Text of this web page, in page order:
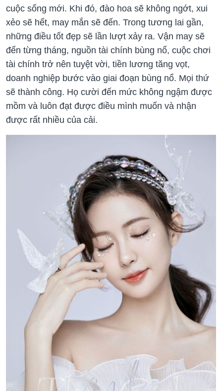
cuộc sống mới. Khi đó, đào hoa sẽ không ngớt, xui
xẻo sẽ hết, may mắn sẽ đến. Trong tương lai gần,
những điều tốt đẹp sẽ lần lượt xảy ra. Vận may sẽ
đến từng tháng, nguồn tài chính bùng nổ, cuộc chơi
tài chính trở nên tuyệt vời, tiền lương tăng vọt,
doanh nghiệp bước vào giai đoạn bùng nổ. Mọi thứ
sẽ thành công. Họ cười đến mức không ngậm được
mồm và luôn đạt được điều mình muốn và nhận
được rất nhiều của cải.